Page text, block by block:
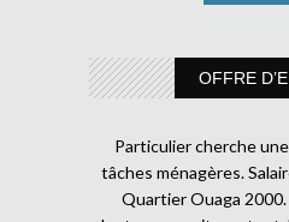
OFFRE
Particulier cherche
tâches ménagères.
Quartier Ouaga